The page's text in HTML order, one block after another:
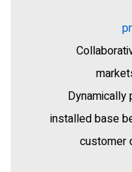
Dynamically
installed base
customer